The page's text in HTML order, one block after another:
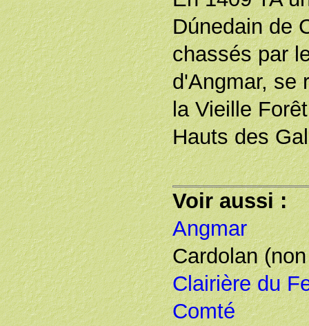
Dúnedain de
chassés par
d'Angmar, se
la Vieille
Hauts des
Voir aussi :
Angmar
Cardolan
Clairière du
Comté